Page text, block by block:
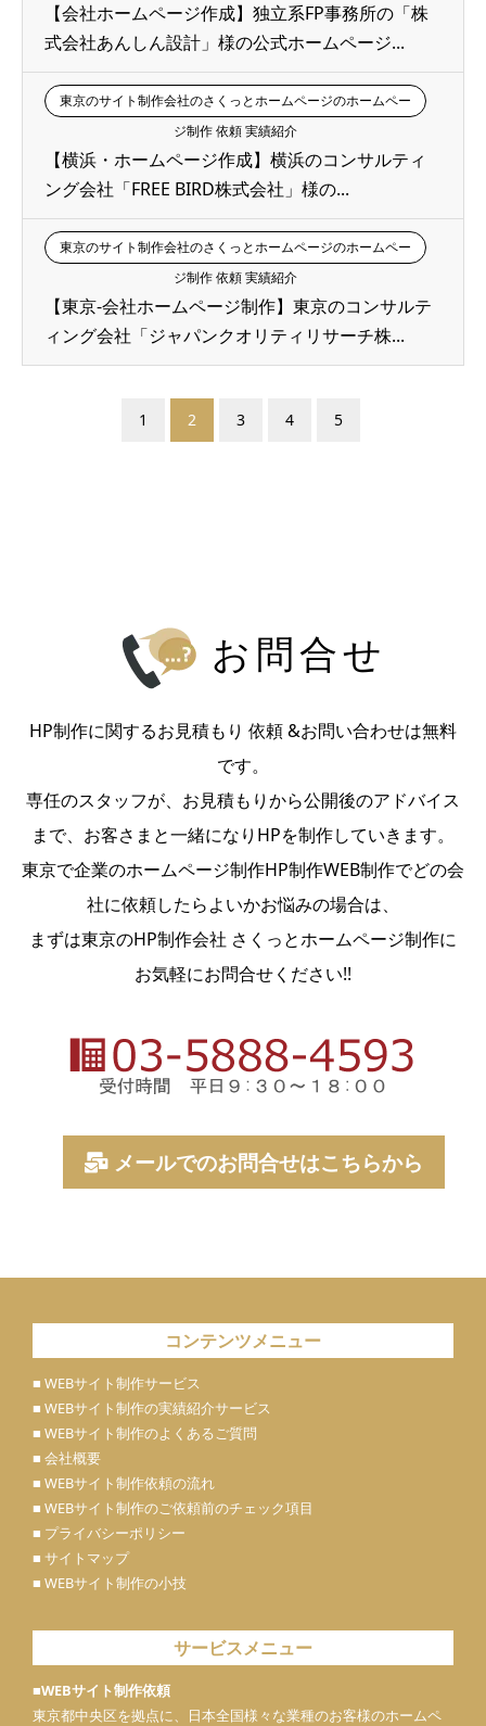
【会社ホームページ作成】独立系FP事務所の「株
式会社あんしん設計」様の公式ホームページ...
東京のサイト制作会社のさくっとホームページのホームペー
ジ制作 依頼 実績紹介
【横浜・ホームページ作成】横浜のコンサルティ
ング会社「FREE BIRD株式会社」様の...
東京のサイト制作会社のさくっとホームページのホームペー
ジ制作 依頼 実績紹介
【東京-会社ホームページ制作】東京のコンサルテ
ィング会社「ジャパンクオリティリサーチ株...
1 2 3 4 5
お問合せ
HP制作に関するお見積もり 依頼 &お問い合わせは無料
です。
専任のスタッフが、お見積もりから公開後のアドバイス
まで、お客さまと一緒になりHPを制作していきます。
東京で企業のホームページ制作HP制作WEB制作でどの会
社に依頼したらよいかお悩みの場合は、
まずは東京のHP制作会社 さくっとホームページ制作に
お気軽にお問合せください!!
メールでのお問合せはこちらから
コンテンツメニュー
■ WEBサイト制作サービス
■ WEBサイト制作の実績紹介サービス
■ WEBサイト制作のよくあるご質問
■ 会社概要
■ WEBサイト制作依頼の流れ
■ WEBサイト制作のご依頼前のチェック項目
■ プライバシーポリシー
■ サイトマップ
■ WEBサイト制作の小技
サービスメニュー
■WEBサイト制作依頼
東京都中央区を拠点に、日本全国様々な業種のお客様のホームペ